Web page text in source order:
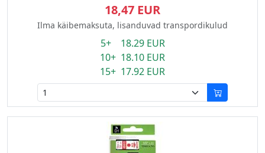
18,47 EUR
Ilma käibemaksuta, lisanduvad transpordikulud
5+ 18.29 EUR
10+ 18.10 EUR
15+ 17.92 EUR